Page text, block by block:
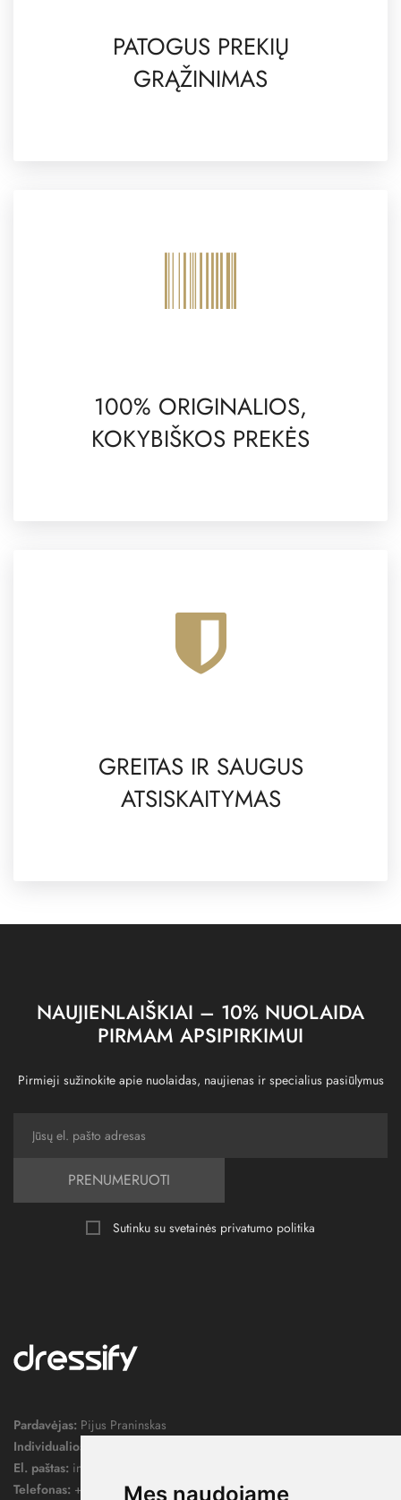
Mes naudojame
PATOGUS PREKIŲ
GRĄŽINIMAS
100% ORIGINALIOS,
KOKYBIŠKOS PREKĖS
GREITAS IR SAUGUS
ATSISKAITYMAS
NAUJIENLAIŠKIAI – 10% NUOLAIDA
PIRMAM APSIPIRKIMUI
Pirmieji sužinokite apie nuolaidas, naujienas ir specialius pasiūlymus
PRENUMERUOTI
Sutinku su svetainės privatumo politika
Pardavėjas: Pijus Praninskas
Individualios veiklos pažymos nr.:
El. paštas: info@dressify.lt
Telefonas: +370 676 78578